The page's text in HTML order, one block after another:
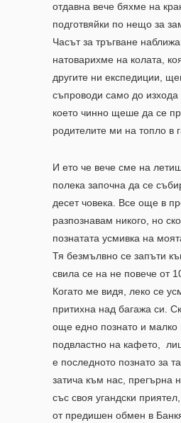
отдавна вече бяхме на
подготвяйки по нещо за
Часът за тръгване
натоварихме на колата,
другите ни експедиции,
съпроводи само до
което чинно щеше да се
родителите ми на топло в
И ето че вече сме на
полека започна да се
десет човека. Все още в
разпознавам никого, но
познатата усмивка на
Тя безмълвно се запъти
свила се на не повече от
Когато ме видя, леко се
притихна над багажа си.
още едно познато и малко
подвластно на кафето,
е последното познато за
затича към нас, прегърна
със своя угандски
от предишен обмен в